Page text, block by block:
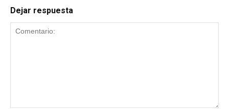
Dejar respuesta